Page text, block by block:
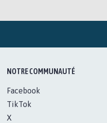
NOTRE COMMUNAUTÉ
Facebook
TikTok
X